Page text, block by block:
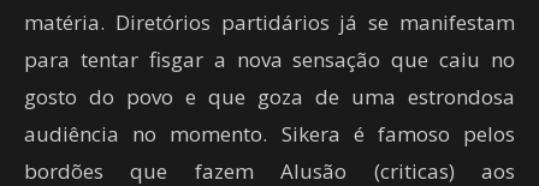
matéria. Diretórios partidários já se manifestam
para tentar fisgar a nova sensação que caiu no
gosto do povo e que goza de uma estrondosa
audiência no momento. Sikera é famoso pelos
bordões que fazem Alusão (criticas) aos